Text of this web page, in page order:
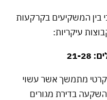
בין המשקיעים בקרקעות
עיקריות:
28
מתמשך אשר עשוי
בדירת מגורים